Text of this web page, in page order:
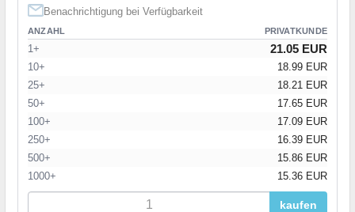
Benachrichtigung bei Verfügbarkeit
ANZAHL PRIVATKUNDE
1+ 21.05 EUR
10+
18.99 EUR
25+
18.21 EUR
50+
17.65 EUR
100+
17.09 EUR
250+
16.39 EUR
500+
15.86 EUR
1000+
15.36 EUR
kaufen